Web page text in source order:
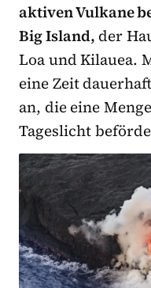
aktiven Vulkane
Big Island, der
Loa und Kilauea.
eine Zeit
an, die eine
Tageslicht